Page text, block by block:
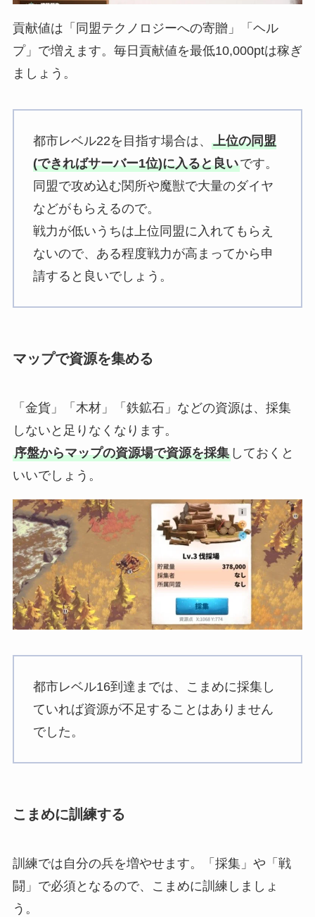
貢献値は「同盟テクノロジーへの寄贈」「ヘル
プ」で増えます。毎日貢献値を最低10,000ptは稼ぎ
ましょう。
都市レベル22を目指す場合は、 上位の同盟
(できればサーバー1位)に入ると良いです。
同盟で攻め込む関所や魔獣で大量のダイヤ
などがもらえるので。
戦力が低いうちは上位同盟に入れてもらえ
ないので、ある程度戦力が高まってから申
請すると良いでしょう。
マップで資源を集める
「金貨」「木材」「鉄鉱石」などの資源は、採集
しないと足りなくなります。
序盤からマップの資源場で資源を採集しておくと
いいでしょう。
都市レベル16到達までは、こまめに採集し
ていれば資源が不足することはありません
でした。
こまめに訓練する
訓練では自分の兵を増やせます。「採集」や「戦
闘」で必須となるので、こまめに訓練しましょ
う。